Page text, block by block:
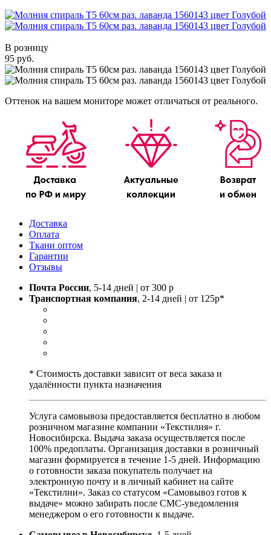
В розницу
95 руб.
Оттенок на вашем мониторе может отличаться от реального.
Доставка
Оплата
Ткани оптом
Гарантии
Отзывы
Почта России, 5-14 дней | от 300 р
Транспортная компания, 2-14 дней | от 125р*
* Стоимость доставки зависит от веса заказа и
удалённости пункта назначения
Услуга самовывоза предоставляется бесплатно в любом
розничном магазине компании «Текстилия» г.
Новосибирска. Выдача заказа осуществляется после
100% предоплаты. Организация доставки в розничный
магазин формируется в течение 1-5 дней. Информацию
о готовности заказа покупатель получает на
электронную почту и в личный кабинет на сайте
«Текстилии». Заказ со статусом «Самовывоз готов к
выдаче» можно забирать после СМС-уведомления
менеджером о его готовности к выдаче.